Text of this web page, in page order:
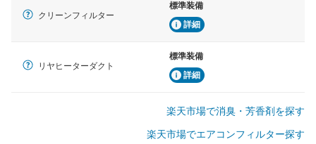
クリーンフィルター
標準装備
詳細
リヤヒーターダクト
標準装備
詳細
楽天市場で消臭・芳香剤を探す
楽天市場でエアコンフィルター探す